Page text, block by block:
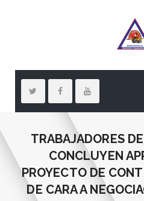
TRABAJADORES
CONCLUYEN
PROYECTO DE
DE CARA A